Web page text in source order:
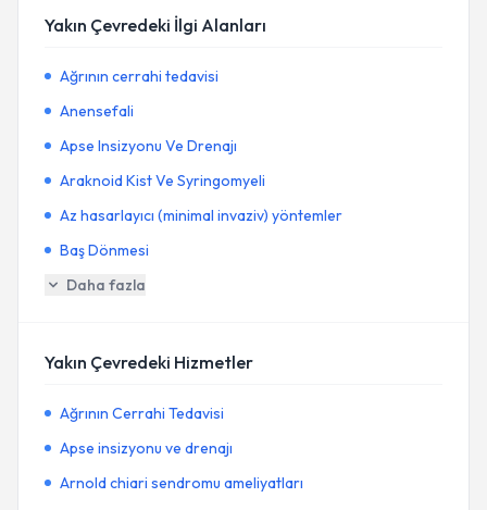
Yakın Çevredeki İlgi Alanları
Ağrının cerrahi tedavisi
Anensefali
Apse Insizyonu Ve Drenajı
Araknoid Kist Ve Syringomyeli
Az hasarlayıcı (minimal invaziv) yöntemler
Baş Dönmesi
Daha fazla
Yakın Çevredeki Hizmetler
Ağrının Cerrahi Tedavisi
Apse insizyonu ve drenajı
Arnold chiari sendromu ameliyatları